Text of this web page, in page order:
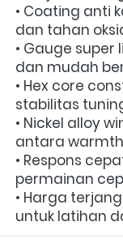
• Coating anti
dan tahan
• Gauge
dan mudah
• Hex core
stabilitas
• Nickel alloy
antara
• Respons
permainan
• Harga
untuk latihan